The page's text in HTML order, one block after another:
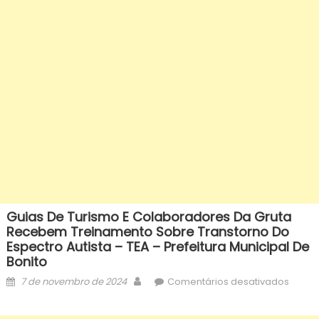
Guias De Turismo E Colaboradores Da Gruta
Recebem Treinamento Sobre Transtorno Do
Espectro Autista – TEA – Prefeitura Municipal De
Bonito
Posted
7 de novembro de 2024 AuthorComentários desativadosem
de